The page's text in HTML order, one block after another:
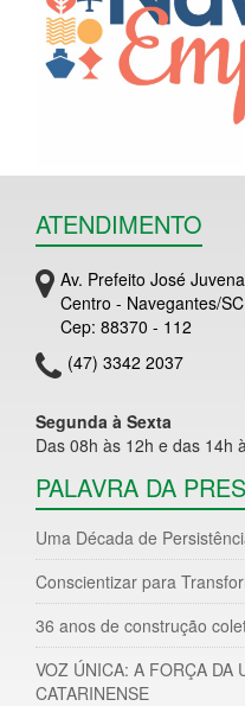
ATENDIMENTO
Av. Prefeito José
Centro - Navegantes/SC
Cep: 88370 - 112
(47) 3342 2037
Segunda à Sexta
Das 08h às 12h e das 14h
PALAVRA DA
Uma Década de
Conscientizar para
36 anos de construção
VOZ ÚNICA: A FORÇA DA
CATARINENSE